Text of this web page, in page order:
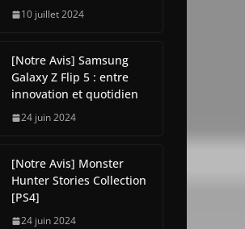
10 juillet 2024
[Notre Avis] Samsung
Galaxy Z Flip 5 : entre
innovation et quotidien
24 juin 2024
[Notre Avis] Monster
Hunter Stories Collection
[PS4]
24 juin 2024